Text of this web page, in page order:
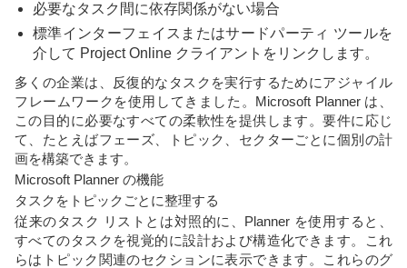
必要なタスク間に依存関係がない場合
標準インターフェイスまたはサードパーティ ツールを
介して Project Online クライアントをリンクします。
多くの企業は、反復的なタスクを実行するためにアジャイル
フレームワークを使用してきました。Microsoft Planner は、
この目的に必要なすべての柔軟性を提供します。要件に応じ
て、たとえばフェーズ、トピック、セクターごとに個別の計
画を構築できます。
Microsoft Planner の機能
タスクをトピックごとに整理する
従来のタスク リストとは対照的に、Planner を使用すると、
すべてのタスクを視覚的に設計および構造化できます。これ
らはトピック関連のセクションに表示できます。これらのグ